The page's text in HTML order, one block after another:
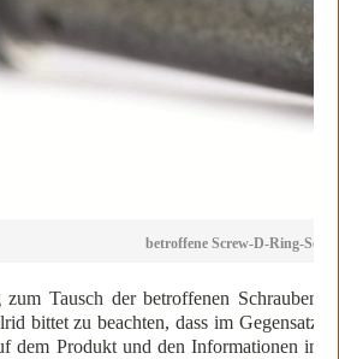
betroffene Screw-D-Ring-
Tausch der betroffenen Schrauben
bittet zu beachten, dass im Gegensatz
dem Produkt und den Informationen in